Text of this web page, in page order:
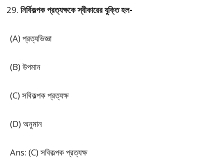
নির্বিকল্পক প্রত্যক্ষকে স্বীকারের যুক্তি হল-
(A) প্রত্যভিজ্ঞা
(B) উপমান
(C) সবিকল্পক প্রত্যক্ষ
(D) অনুমান
Ans: (C) সবিকল্পক প্রত্যক্ষ